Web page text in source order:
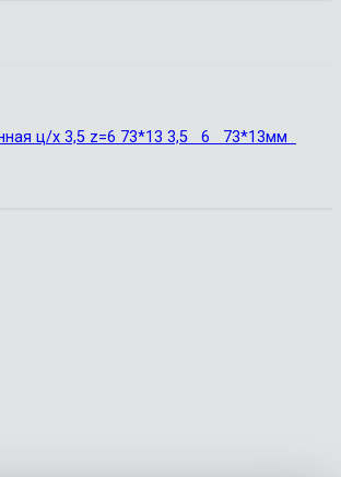
ц/х 3,5 z=6 73*13 3,5 6 73*13мм